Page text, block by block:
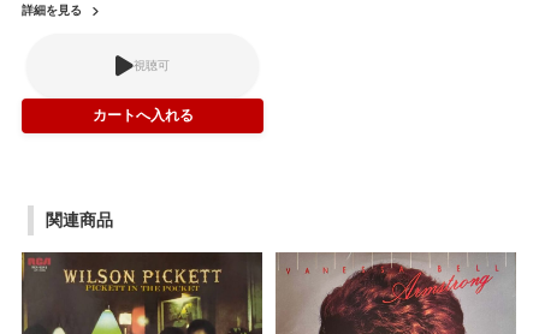
詳細を見る
視聴可
関連商品